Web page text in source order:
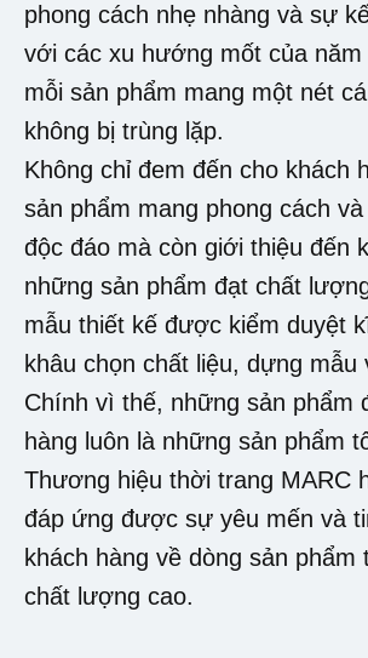
phong cách nhẹ nhàng và sự
với các xu hướng mốt của năm
mỗi sản phẩm mang một nét
không bị trùng lặp.
Không chỉ đem đến cho khách
sản phẩm mang phong cách
độc đáo mà còn giới thiệu đến
những sản phẩm đạt chất
mẫu thiết kế được kiểm duyệt
khâu chọn chất liệu, dựng mẫu
Chính vì thế, những sản phẩm
hàng luôn là những sản phẩm
Thương hiệu thời trang MARC
đáp ứng được sự yêu mến và
khách hàng về dòng sản phẩm
chất lượng cao.